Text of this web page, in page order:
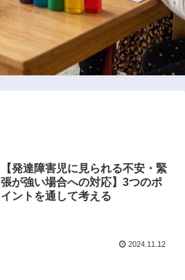
【発達障害児に見られる不安・緊
張が強い場合への対応】3つのポ
イントを通して考える
2024.11.12